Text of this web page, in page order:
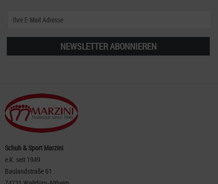
NEWSLETTER ABONNIEREN
Schuh & Sport Marzini
e.K. seit 1949
Baulandstraße 61